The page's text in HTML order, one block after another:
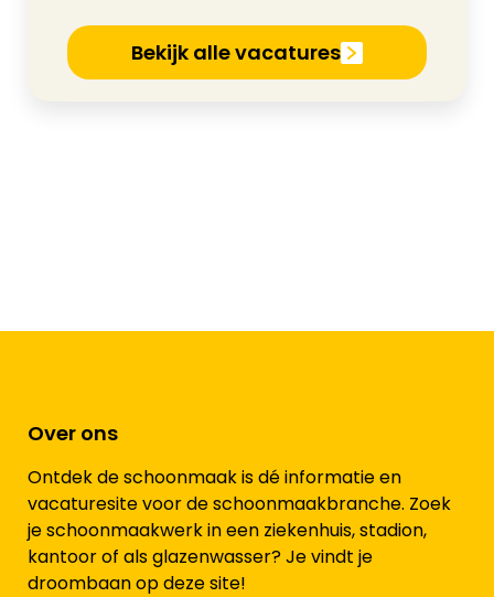
Bekijk alle vacatures
Over ons
Ontdek de schoonmaak is dé informatie en
vacaturesite voor de schoonmaakbranche. Zoek
je schoonmaakwerk in een ziekenhuis, stadion,
kantoor of als glazenwasser? Je vindt je
droombaan op deze site!